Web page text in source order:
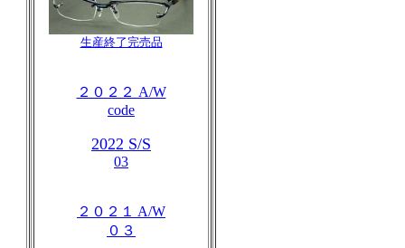
生産終了完売品
２０２２ A/W
code
2022 S/S
03
２０２１ A/W
０３